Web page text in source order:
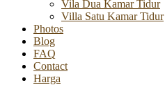
Vila Dua Kamar Tidur
Villa Satu Kamar Tidur
Photos
Blog
FAQ
Contact
Harga